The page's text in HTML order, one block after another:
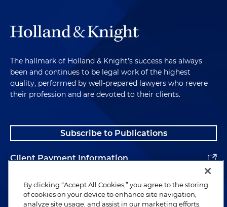
The hallmark of Holland & Knight's success has always
been and continues to be legal work of the highest
quality, performed by well-prepared lawyers who revere
their profession and are devoted to their clients.
Subscribe to Publications
Client Payment Information
Alumni
By clicking “Accept All Cookies,” you agree to the storing
of cookies on your device to enhance site navigation,
analyze site usage, and assist in our marketing efforts.